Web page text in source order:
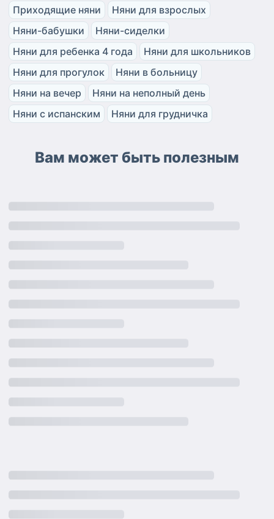
Приходящие няни
Няни для взрослых
Няни-бабушки
Няни-сиделки
Няни для ребенка 4 года
Няни для школьников
Няни для прогулок
Няни в больницу
Няни на вечер
Няни на неполный день
Няни с испанским
Няни для грудничка
Вам может быть полезным